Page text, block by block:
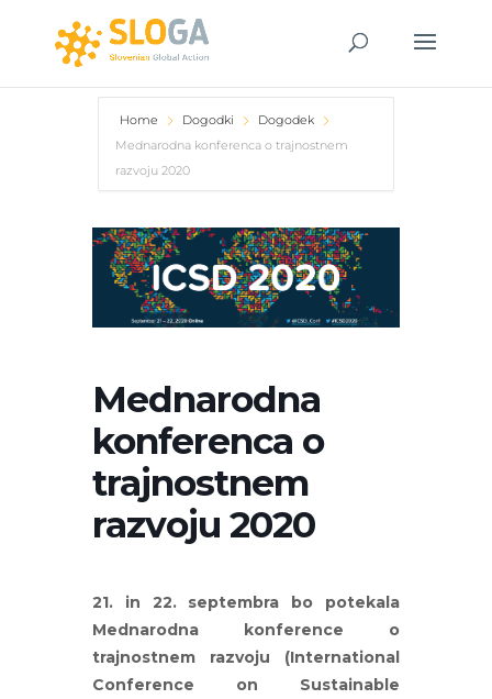
Home Dogodki
Dogodek
Mednarodna konferenca o trajnostnem
razvoju 2020
Mednarodna
konferenca o
trajnostnem
razvoju 2020
21. in 22. septembra bo potekala
Mednarodna konference o
trajnostnem razvoju (International
Conference on Sustainable